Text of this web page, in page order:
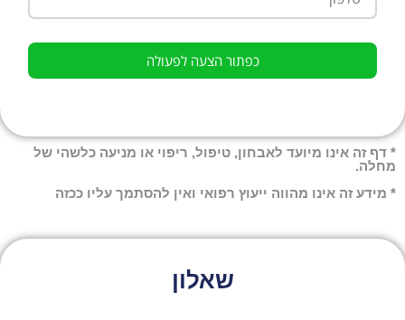
כפתור הצעה לפעולה
* דף זה אינו מיועד לאבחון, טיפול, ריפוי או מניעה כלשהי של
מחלה.
* מידע זה אינו מהווה ייעוץ רפואי ואין להסתמך עליו ככזה
שאלון